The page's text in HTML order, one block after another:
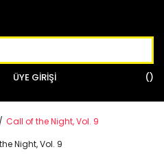
ÜYE GİRİŞİ
Call of the Night, Vol. 9